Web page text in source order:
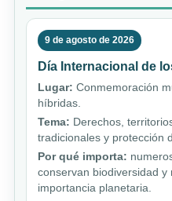
9 de agosto de 2026
Día Internacional de
Lugar: Conmemoración
híbridas.
Tema: Derechos,
tradicionales y protección
Por qué importa:
conservan biodiversidad
importancia planetaria.